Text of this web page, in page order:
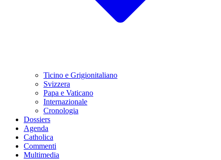
Ticino e Grigionitaliano
Svizzera
Papa e Vaticano
Internazionale
Cronologia
Dossiers
Agenda
Catholica
Commenti
Multimedia